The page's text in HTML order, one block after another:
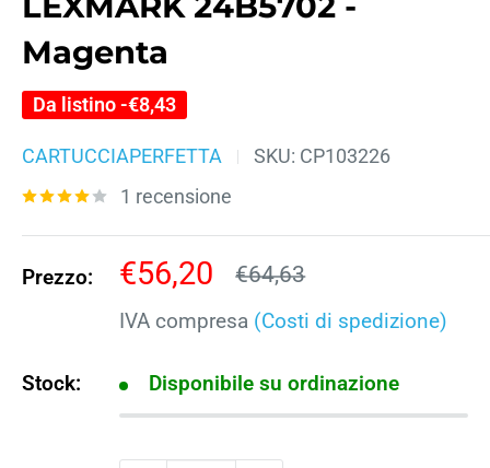
Magenta
Da listino -€8,43
CARTUCCIAPERFETTA SKU: CP103226
1 recensione
Prezzo:
Prezzo
scontato
€56,20 Prezzo
€64,63
IVA compresa (Costi di spedizione)
Stock: Disponibile su ordinazione